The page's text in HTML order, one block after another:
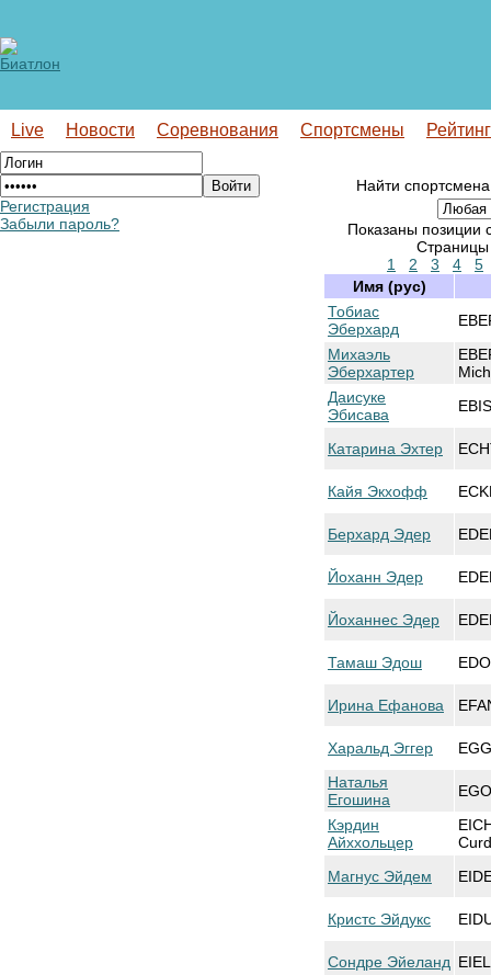
Live Новости Соревнования Спортсмены
Регистрация
Забыли пароль?
Найти
Показаны позиции
1
2 3 4 5
Имя (рус)
Тобиас
Эберхард
Михаэль
Эберхартер
Даисуке
Эбисава
Катарина Эхтер
Кайя Экхофф
Берхард Эдер
Йоханн Эдер
Йоханнес Эдер
Тамаш Эдош
Ирина Ефанова
Харальд Эггер
Наталья
Егошина
Кэрдин
Айххольцер
Магнус Эйдем
Кристс Эйдукс
Сондре Эйеланд